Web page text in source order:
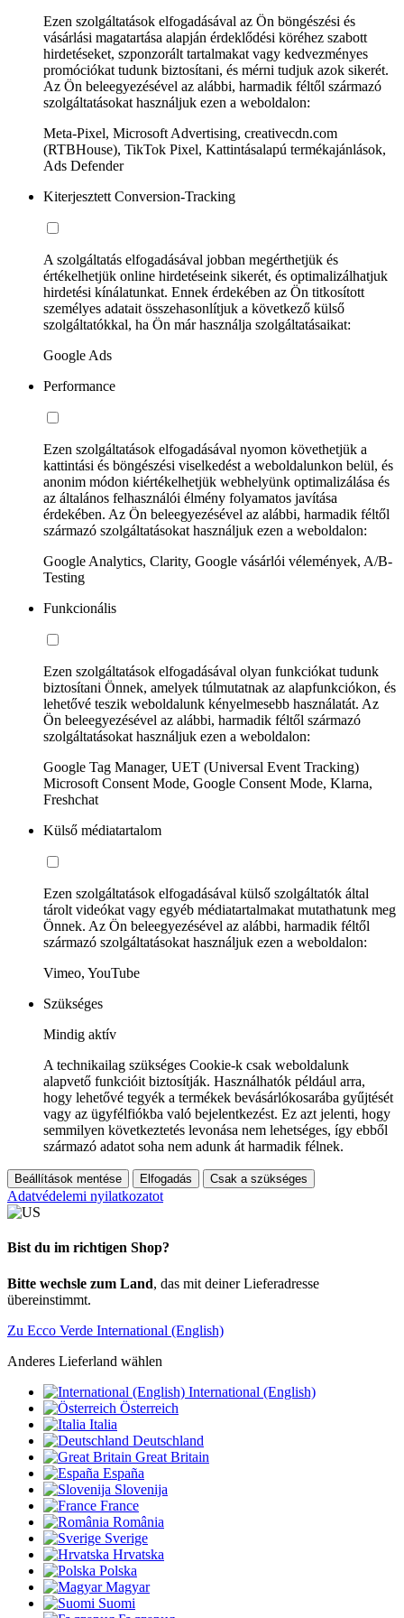
Ezen szolgáltatások elfogadásával az Ön böngészési és
vásárlási magatartása alapján érdeklődési köréhez szabott
hirdetéseket, szponzorált tartalmakat vagy kedvezményes
promóciókat tudunk biztosítani, és mérni tudjuk azok sikerét.
Az Ön beleegyezésével az alábbi, harmadik féltől származó
szolgáltatásokat használjuk ezen a weboldalon:
Meta-Pixel, Microsoft Advertising, creativecdn.com
(RTBHouse), TikTok Pixel, Kattintásalapú termékajánlások,
Ads Defender
Kiterjesztett Conversion-Tracking
A szolgáltatás elfogadásával jobban megérthetjük és
értékelhetjük online hirdetéseink sikerét, és optimalizálhatjuk
hirdetési kínálatunkat. Ennek érdekében az Ön titkosított
személyes adatait összehasonlítjuk a következő külső
szolgáltatókkal, ha Ön már használja szolgáltatásaikat:
Google Ads
Performance
Ezen szolgáltatások elfogadásával nyomon követhetjük a
kattintási és böngészési viselkedést a weboldalunkon belül, és
anonim módon kiértékelhetjük webhelyünk optimalizálása és
az általános felhasználói élmény folyamatos javítása
érdekében. Az Ön beleegyezésével az alábbi, harmadik féltől
származó szolgáltatásokat használjuk ezen a weboldalon:
Google Analytics, Clarity, Google vásárlói vélemények, A/B-
Testing
Funkcionális
Ezen szolgáltatások elfogadásával olyan funkciókat tudunk
biztosítani Önnek, amelyek túlmutatnak az alapfunkciókon, és
lehetővé teszik weboldalunk kényelmesebb használatát. Az
Ön beleegyezésével az alábbi, harmadik féltől származó
szolgáltatásokat használjuk ezen a weboldalon:
Google Tag Manager, UET (Universal Event Tracking)
Microsoft Consent Mode, Google Consent Mode, Klarna,
Freshchat
Külső médiatartalom
Ezen szolgáltatások elfogadásával külső szolgáltatók által
tárolt videókat vagy egyéb médiatartalmakat mutathatunk meg
Önnek. Az Ön beleegyezésével az alábbi, harmadik féltől
származó szolgáltatásokat használjuk ezen a weboldalon:
Vimeo, YouTube
Szükséges
Mindig aktív
A technikailag szükséges Cookie-k csak weboldalunk
alapvető funkcióit biztosítják. Használhatók például arra,
hogy lehetővé tegyék a termékek bevásárlókosarába gyűjtését
vagy az ügyfélfiókba való bejelentkezést. Ez azt jelenti, hogy
semmilyen következtetés levonása nem lehetséges, így ebből
származó adatot soha nem adunk át harmadik félnek.
Beállítások mentése Elfogadás Csak a szükséges
Adatvédelemi nyilatkozatot
Bist du im richtigen Shop?
Bitte wechsle zum Land, das mit deiner Lieferadresse
übereinstimmt.
Zu Ecco Verde International (English)
Anderes Lieferland wählen
International (English)
Österreich
Italia
Deutschland
Great Britain
España
Slovenija
France
România
Sverige
Hrvatska
Polska
Magyar
Suomi